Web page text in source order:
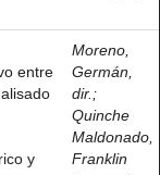
entre
y
Moreno,
Germán,
dir. ;
Quinche
Maldonado,
Franklin